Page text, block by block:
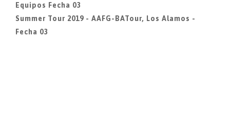
Equipos Fecha 03
Summer Tour 2019 - AAFG-BATour, Los Alamos -
Fecha 03